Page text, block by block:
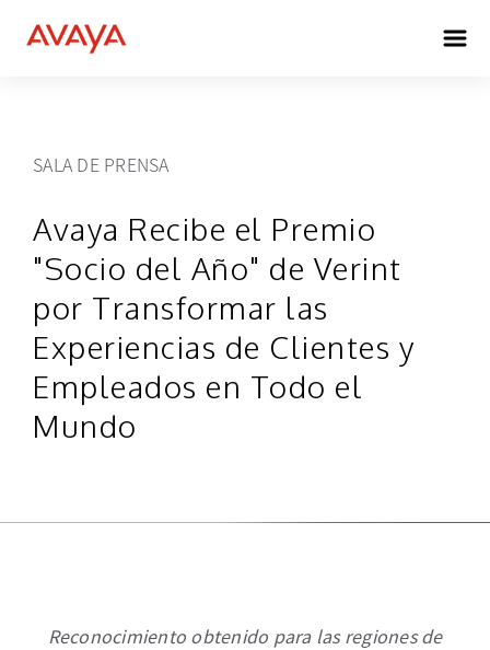
SALA DE PRENSA
Avaya Recibe el Premio
"Socio del Año" de Verint
por Transformar las
Experiencias de Clientes y
Empleados en Todo el
Mundo
Reconocimiento obtenido para las regiones de